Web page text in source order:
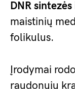
DNR sintezės
maistinių
folikulus.
Įrodymai
raudonųjų